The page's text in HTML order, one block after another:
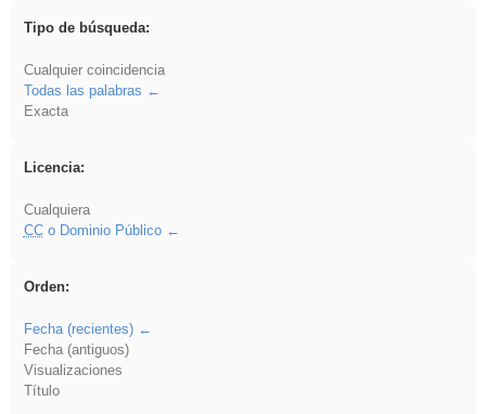
Tipo de búsqueda:
Cualquier coincidencia
Todas las palabras
Exacta
Licencia:
Cualquiera
CCo Dominio Público
Orden:
Fecha (recientes)
Fecha (antiguos)
Visualizaciones
Título